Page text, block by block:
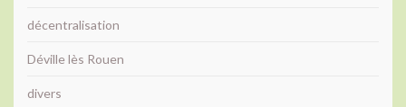
décentralisation
Déville lès Rouen
divers